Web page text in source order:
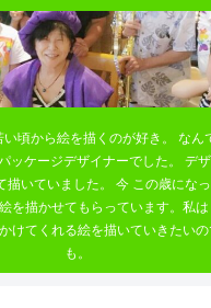
頃から絵を描くのが好き。 なん
ッケージデザイナーでした。 デ
描いていました。 今 この歳にな
を描かせてもらっています。私は
けてくれる絵を描いていきたいの
も。